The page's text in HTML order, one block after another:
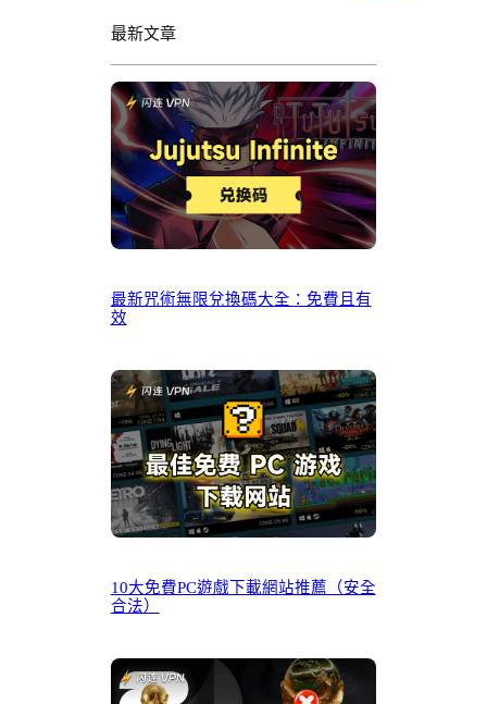
最新文章
最新咒術無限兌換碼大全：免費且有
效
10大免費PC遊戲下載網站推薦（安全
合法）